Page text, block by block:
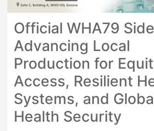
Official WHA79
Advancing Local
Production for
Access, Resilient
Systems, and
Health Security